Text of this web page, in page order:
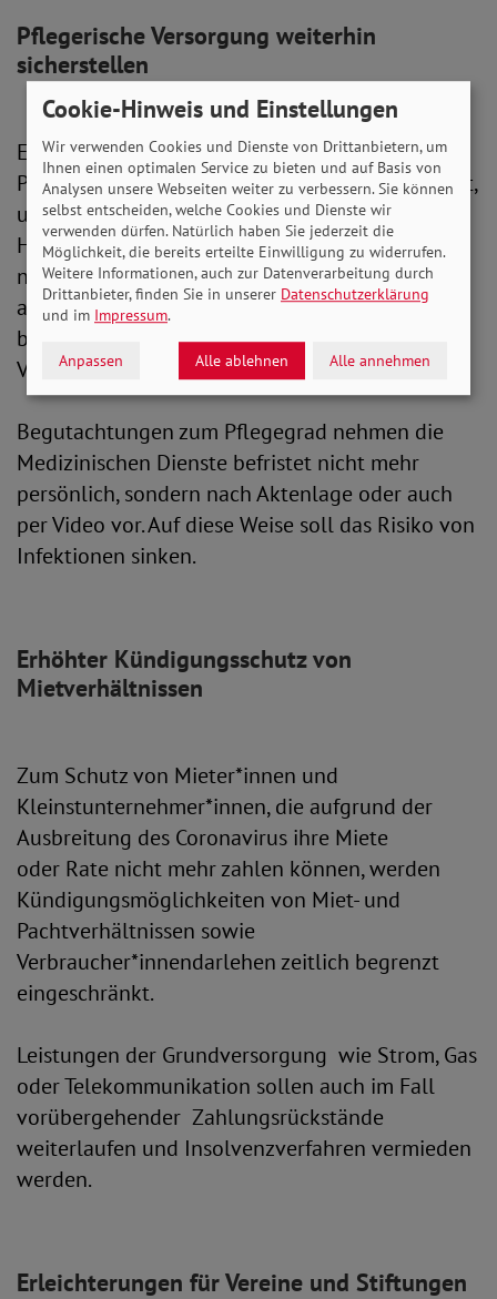
Pflegerische Versorgung weiterhin
sicherstellen
Externe Qualitätskontrollen im Rahmen des
Pflege-TÜVs sind bis Ende September ausgesetzt,
um dadurch das Pflegepersonal zu entlasten.
Hinweisen auf Missstände wird weiterhin
nachgegangen. Um die pflegerische Versorgung
aufrechtzuerhalten, können Anbieter zudem
befristet von gesetzlichen und vertraglichen
Vorgaben zur Personalausstattung abweichen.
Begutachtungen zum Pflegegrad nehmen die
Medizinischen Dienste befristet nicht mehr
persönlich, sondern nach Aktenlage oder auch
per Video vor. Auf diese Weise soll das Risiko von
Infektionen sinken.
Erhöhter Kündigungsschutz von
Mietverhältnissen
Zum Schutz von Mieter*innen und
Kleinstunternehmer*innen, die aufgrund der
Ausbreitung des Coronavirus ihre Miete
oder Rate nicht mehr zahlen können, werden
Kündigungsmöglichkeiten von Miet- und
Pachtverhältnissen sowie
Verbraucher*innendarlehen zeitlich begrenzt
eingeschränkt.
Leistungen der Grundversorgung wie Strom, Gas
oder Telekommunikation sollen auch im Fall
vorübergehender Zahlungsrückstände
weiterlaufen und Insolvenzverfahren vermieden
werden.
Erleichterungen für Vereine und Stiftungen
Cookie-Hinweis und Einstellungen
Wir verwenden Cookies und Dienste von Drittanbietern, um
Ihnen einen optimalen Service zu bieten und auf Basis von
Analysen unsere Webseiten weiter zu verbessern. Sie können
selbst entscheiden, welche Cookies und Dienste wir
verwenden dürfen. Natürlich haben Sie jederzeit die
Möglichkeit, die bereits erteilte Einwilligung zu widerrufen.
Weitere Informationen, auch zur Datenverarbeitung durch
Drittanbieter, finden Sie in unserer Datenschutzerklärung
und im Impressum.
Anpassen Alle ablehnen Alle annehmen